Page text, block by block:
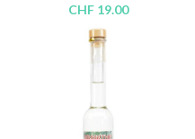
CHF 19.00